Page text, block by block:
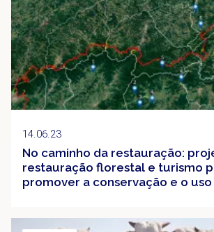
14.06.23
No caminho da restauração:
restauração florestal e turismo
promover a conservação e o